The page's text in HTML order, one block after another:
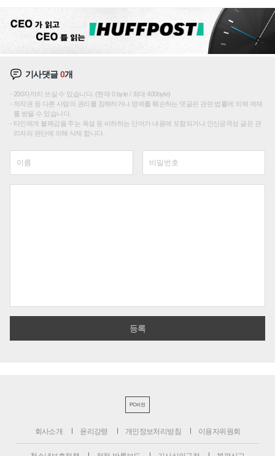
기사댓글0개
200자까지 쓰실 수 있습니다. (현재 0 byte / 최대 400byte)
저작권 등 다른 사람의 권리를 침해하거나 명예를 훼손하는 댓글은 관련 법률에 의해 제재
를 받을 수 있습니다.
타인에게 불쾌감을 주는 욕설 등 비하하는 단어가 내용에 포함되거나 인신공격성 글은 관
리자의 판단에 의해 삭제 합니다.
PC버전
회사소개 윤리강령 개인정보처리방침 이용자위원회